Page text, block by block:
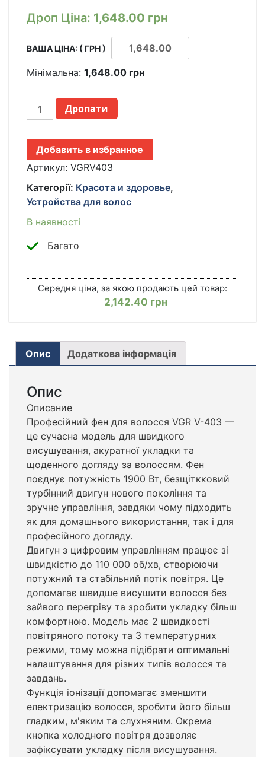
Дроп Ціна: 1,648.00 грн
ВАША ЦІНА: ( ГРН )
Мінімальна: 1,648.00 грн
ПРОФЕССИОНАЛЬНЫЙ
ФЕН
ВОЛОС
VGR
V-
1900
ВТ
BLDC-
МОТОРОМ,
ИОНИЗАЦИЕЙ,
ВОЗДУХОМ,
LED-
ИНДИКАТОРОМ
КІЛЬКІСТЬ
Дропати
Добавить в избранное
Артикул: VGRV403
Категорії: Красота и здоровье,
Устройства для волос
В наявності
Багато
Середня ціна, за якою продають цей товар:
2,142.40 грн
Опис Додаткова інформація
Опис
Описание
Професійний фен для волосся VGR V-403 —
це сучасна модель для швидкого
висушування, акуратної укладки та
щоденного догляду за волоссям. Фен
поєднує потужність 1900 Вт, безщіткковий
турбінний двигун нового покоління та
зручне управління, завдяки чому підходить
як для домашнього використання, так і для
професійного догляду.
Двигун з цифровим управлінням працює зі
швидкістю до 110 000 об/хв, створюючи
потужний та стабільний потік повітря. Це
допомагає швидше висушити волосся без
зайвого перегріву та зробити укладку більш
комфортною. Модель має 2 швидкості
повітряного потоку та 3 температурних
режими, тому можна підібрати оптимальні
налаштування для різних типів волосся та
завдань.
Функція іонізації допомагає зменшити
електризацію волосся, зробити його більш
гладким, м'яким та слухняним. Окрема
кнопка холодного повітря дозволяє
зафіксувати укладку після висушування.